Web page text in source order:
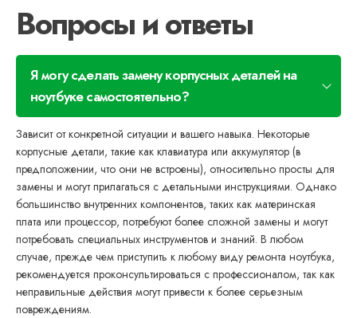
Вопросы и ответы
Я могу сделать замену корпусных деталей на
ноутбуке самостоятельно?
Зависит от конкретной ситуации и вашего навыка. Некоторые
корпусные детали, такие как клавиатура или аккумулятор (в
предположении, что они не встроены), относительно просты для
замены и могут прилагаться с детальными инструкциями. Однако
большинство внутренних компонентов, таких как материнская
плата или процессор, потребуют более сложной замены и могут
потребовать специальных инструментов и знаний. В любом
случае, прежде чем приступить к любому виду ремонта ноутбука,
рекомендуется проконсультироваться с профессионалом, так как
неправильные действия могут привести к более серьезным
повреждениям.